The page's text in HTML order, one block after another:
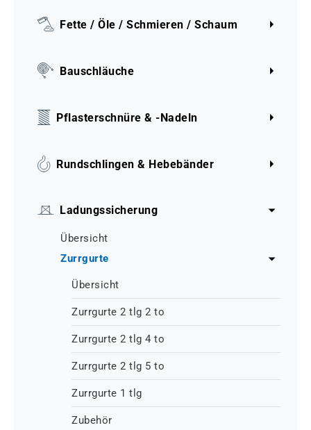
Fette / Öle / Schmieren / Schaum
Bauschläuche
Pflasterschnüre & -Nadeln
Rundschlingen & Hebebänder
Ladungssicherung
Übersicht
Zurrgurte
Übersicht
Zurrgurte 2 tlg 2 to
Zurrgurte 2 tlg 4 to
Zurrgurte 2 tlg 5 to
Zurrgurte 1 tlg
Zubehör